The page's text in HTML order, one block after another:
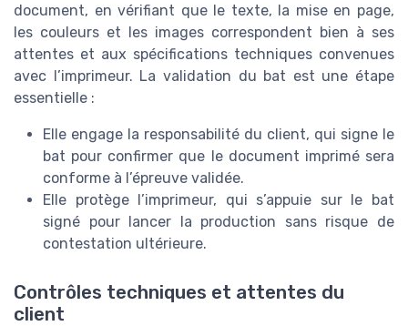
document, en vérifiant que le texte, la mise en page,
les couleurs et les images correspondent bien à ses
attentes et aux spécifications techniques convenues
avec l’imprimeur. La validation du bat est une étape
essentielle :
Elle engage la responsabilité du client, qui signe le
bat pour confirmer que le document imprimé sera
conforme à l’épreuve validée.
Elle protège l’imprimeur, qui s’appuie sur le bat
signé pour lancer la production sans risque de
contestation ultérieure.
Contrôles techniques et attentes du
client